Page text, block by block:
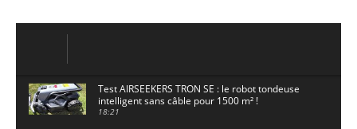
Test AIRSEEKERS TRON SE : le robot tondeuse
intelligent sans câble pour 1500 m² !
18:21